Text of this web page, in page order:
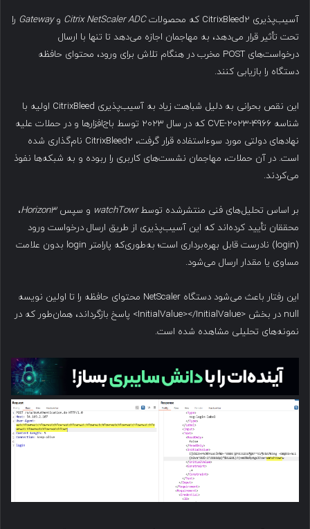
آسیب‌پذیری CitrixBleed2 که محصولات Citrix NetScaler ADC وGateway را
تحت تأثیر قرار می‌دهد، به مهاجمان اجازه می‌دهد تا تنها با ارسال
درخواست‌های POST مخرب در هنگام تلاش برای ورود، محتوای حافظه
دستگاه را بازیابی کنند.
این نقص بحرانی به دلیل شباهت زیاد به آسیب‌پذیری CitrixBleed اولیه با
شناسه CVE-2023-4966 که در سال ۲۰۲۳ توسط باج‌افزارها و در حملات علیه
نهادهای دولتی مورد سوءاستفاده قرار گرفت، CitrixBleed2 نام‌گذاری شده
است. در آن حملات، مهاجمان نشست‌های کاربری را ربوده و به شبکه‌ها نفوذ
می‌کردند.
بر اساس تحلیل‌های فنی منتشرشده توسطwatchTowr و سپسHorizon3،
محققان تأیید کرده‌اند که این آسیب‌پذیری از طریق ارسال درخواست ورود
(login) نادرست قابل بهره‌برداری است؛ به‌طوری‌که پارامتر login بدون علامت
مساوی یا مقدار ارسال می‌شود.
این رفتار باعث می‌شود دستگاه NetScaler محتوای حافظه را تا اولین نویسه
null در بخش <InitialValue></InitialValue> پاسخ بازگرداند، همان‌طور که در
نمونه‌های تحلیلی مشاهده شده است.